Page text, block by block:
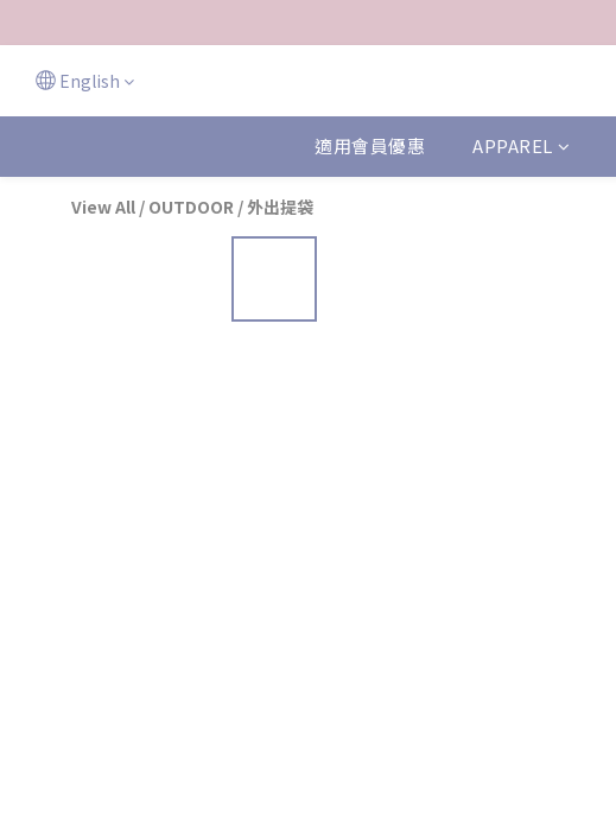
English
適用會員優惠 APPAREL
View All / OUTDOOR / 外出提袋